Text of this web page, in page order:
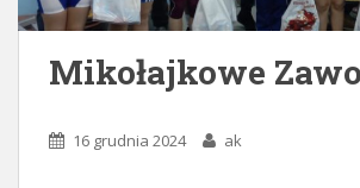
Mikołajkowe
16 grudnia 2024 ak